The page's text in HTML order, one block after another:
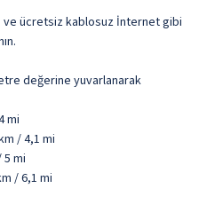
ve ücretsiz kablosuz İnternet gibi
değerine yuvarlanarak
mi
/ 4,1 mi
5 mi
/ 6,1 mi